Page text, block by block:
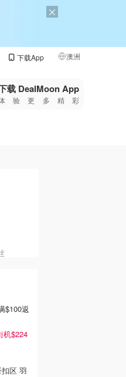
下载App 澳洲
🇺🇸
🇨🇳 中国
🇦🇺
载 DealMoon App
验更多精彩
$100返
机$224
区 羽